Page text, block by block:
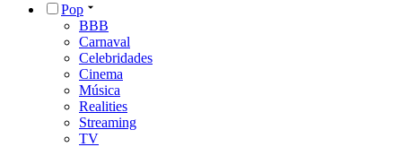
Pop
BBB
Carnaval
Celebridades
Cinema
Música
Realities
Streaming
TV